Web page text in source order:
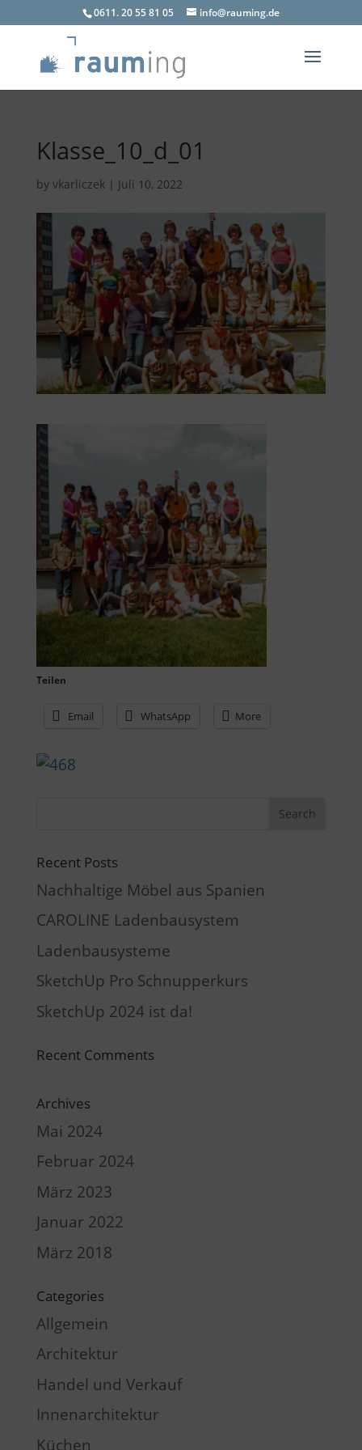
0611. 20 55 81 05 info@rauming.de
Klasse_10_d_01
by vkarliczek| Juli 10, 2022
Teilen
Email WhatsApp More
Recent Posts
Nachhaltige Möbel aus Spanien
CAROLINE Ladenbausystem
Ladenbausysteme
SketchUp Pro Schnupperkurs
SketchUp 2024 ist da!
Recent Comments
Archives
Mai 2024
Februar 2024
März 2023
Januar 2022
März 2018
Categories
Allgemein
Architektur
Handel und Verkauf
Innenarchitektur
Küchen